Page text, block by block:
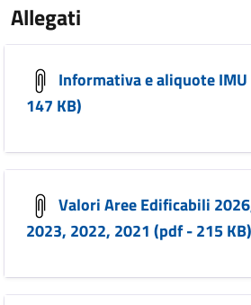
Allegati
Informativa e aliquote
147 KB)
Valori Aree Edificabili
2023, 2022, 2021 (pdf - 215 KB)